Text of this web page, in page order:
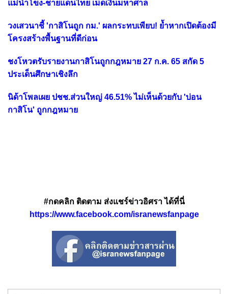
แม่น้ำโขง-ชายแดนไทย เม็ดเงินมหาศาล
วงเสวนาชี้ 'กาสิโนถูก กม.' ผลกระทบเพียบ! ย้ำหากเปิดต้องมี
โครงสร้างพื้นฐานที่ดีก่อน
ชงโหวตรับรายงานกาสิโนถูกกฎหมาย 27 ก.ค. 65 สกัด 5
ประเด็นศึกษาเชิงลึก
นิด้าโพลเผย ปชช.ส่วนใหญ่ 46.51% ไม่เห็นด้วยกับ 'บ่อน
กาสิโน' ถูกกฎหมาย
#กดคลิก ติดตาม ส่งแชร์ข่าวอิศรา ได้ที่นี่
https://www.facebook.com/isranewsfanpage